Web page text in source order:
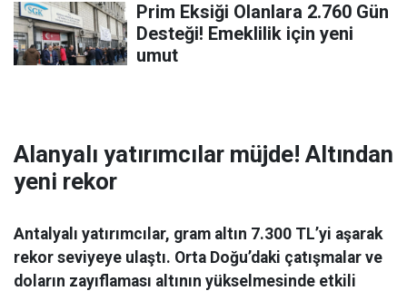
Prim Eksiği Olanlara 2.760 Gün
Desteği! Emeklilik için yeni
umut
Alanyalı yatırımcılar müjde! Altından
yeni rekor
Antalyalı yatırımcılar, gram altın 7.300 TL’yi aşarak
rekor seviyeye ulaştı. Orta Doğu’daki çatışmalar ve
doların zayıflaması altının yükselmesinde etkili